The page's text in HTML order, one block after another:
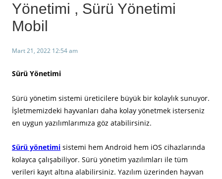
Yönetimi , Sürü Yönetimi
Mobil
Mart 21, 2022 12:54 am
Sürü Yönetimi
Sürü yönetim sistemi üreticilere büyük bir kolaylık sunuyor.
İşletmemizdeki hayvanları daha kolay yönetmek isterseniz
en uygun yazılımlarımıza göz atabilirsiniz.
Sürü yönetimi sistemi hem Android hem iOS cihazlarında
kolayca çalışabiliyor. Sürü yönetim yazılımları ile tüm
verileri kayıt altına alabilirsiniz. Yazılım üzerinden hayvan